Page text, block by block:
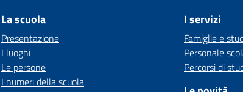
La scuola
Presentazione
I luoghi
Le persone
I numeri della scuola
I servizi
Famiglie e
Personale
Percorsi di